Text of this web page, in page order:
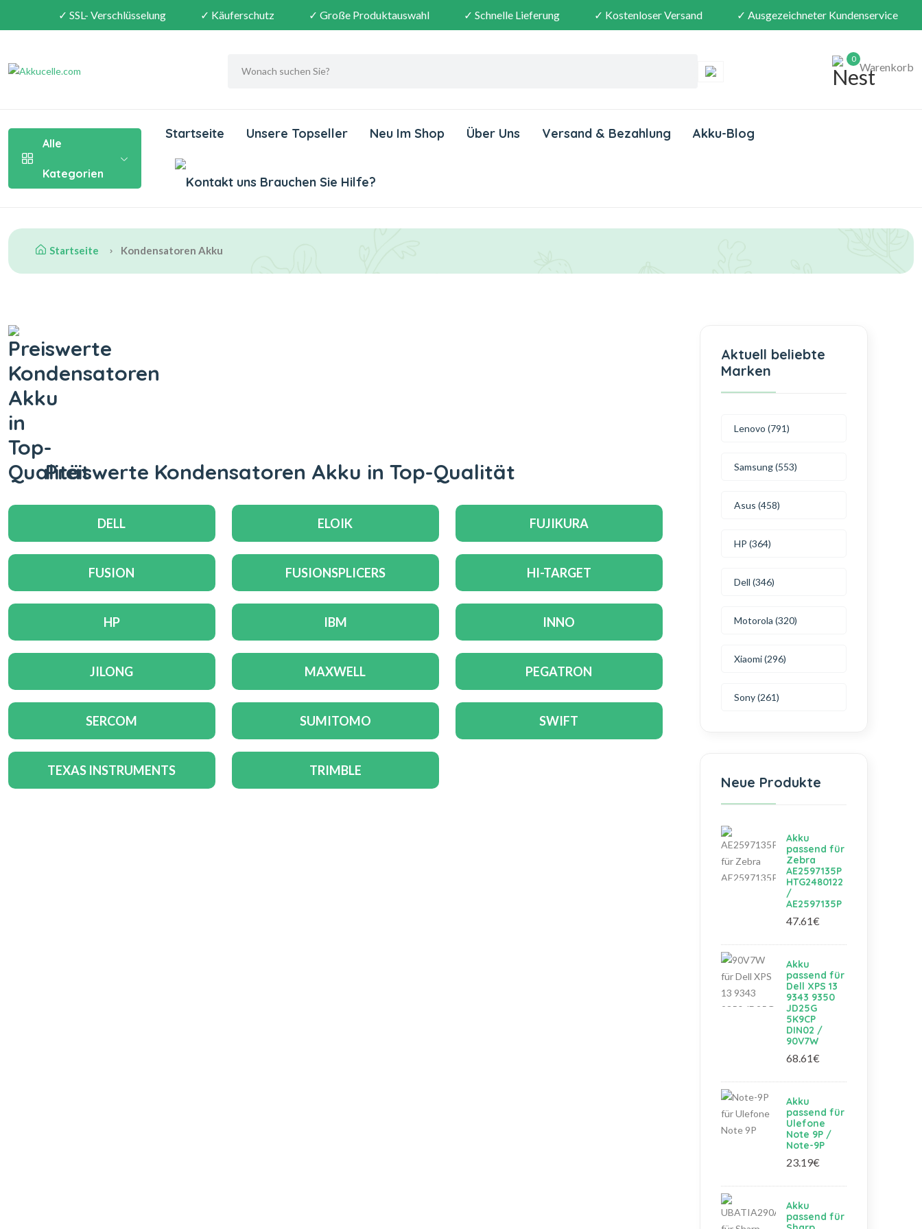
✓ SSL- Verschlüsselung ✓ Käuferschutz ✓ Große Produktauswahl ✓ Schnelle Lieferung ✓ Kostenloser Versand ✓ Ausgezeichneter Kundenservice
0
Warenkorb
Alle
Kategorien
Startseite Unsere Topseller Neu Im Shop Über Uns Versand & Bezahlung Akku-Blog
Brauchen Sie Hilfe?
Startseite Kondensatoren Akku
Preiswerte Kondensatoren Akku in Top-Qualität
DELL ELOIK FUJIKURA
FUSION FUSIONSPLICERS HI-TARGET
HP IBM INNO
JILONG MAXWELL PEGATRON
SERCOM SUMITOMO SWIFT
TEXAS INSTRUMENTS TRIMBLE
Aktuell beliebte
Marken
Lenovo (791)
Samsung (553)
Asus (458)
HP (364)
Dell (346)
Motorola (320)
Xiaomi (296)
Sony (261)
Neue Produkte
Akku
passend für
Zebra
AE2597135P
HTG2480122
/
AE2597135P
47.61€
Akku
passend für
Dell XPS 13
9343 9350
JD25G
5K9CP
DIN02 /
90V7W
68.61€
Akku
passend für
Ulefone
Note 9P /
Note-9P
23.19€
Akku
passend für